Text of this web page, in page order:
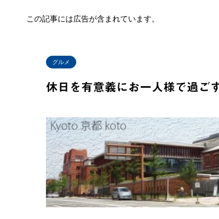
この記事には広告が含まれています。
グルメ
休日を有意義にお一人様で過ご